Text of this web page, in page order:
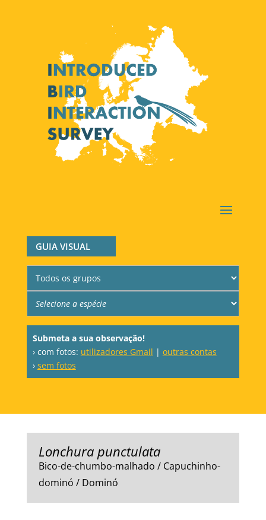
GUIA VISUAL
Submeta a sua observação!
› com fotos: utilizadores Gmail | outras contas
› sem fotos
Lonchura punctulata
Bico-de-chumbo-malhado / Capuchinho-
dominó / Dominó